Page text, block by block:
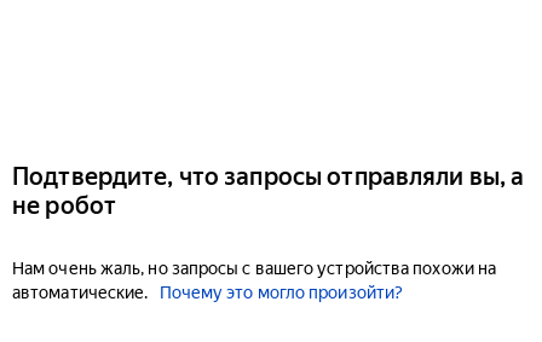
Подтвердите, что запросы отправляли вы, а
не робот
Нам очень жаль, но запросы с вашего устройства похожи на
автоматические.
Почему это могло произойти?